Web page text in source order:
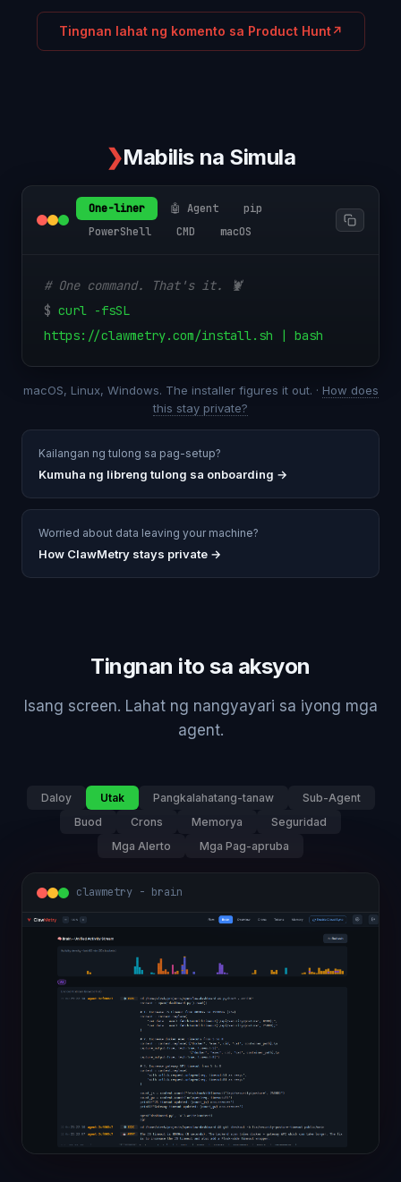
Tingnan lahat ng komento sa Product Hunt↗
❯Mabilis na Simula
One-liner 🤖 Agent
pip
PowerShell
CMD macOS
# One command. That's it. 🦞
$ curl -fsSL
https://clawmetry.com/install.sh | bash
macOS, Linux, Windows. The installer figures it out. · How does
this stay private?
Kailangan ng tulong sa pag-setup?
Kumuha ng libreng tulong sa onboarding →
Worried about data leaving your machine?
How ClawMetry stays private →
Tingnan ito sa aksyon
Isang screen. Lahat ng nangyayari sa iyong mga
agent.
Daloy Utak Pangkalahatang-tanaw
Sub-Agent
Buod
Crons Memorya
Seguridad
Mga Alerto
Mga Pag-apruba
clawmetry - brain